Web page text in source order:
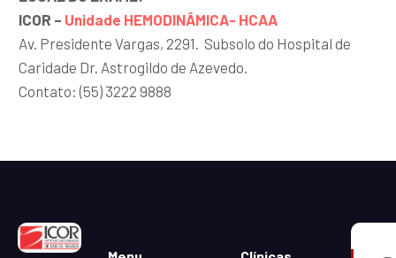
ICOR – Unidade HEMODINÂMICA- HCAA
Av. Presidente Vargas, 2291. Subsolo do Hospital de
Caridade Dr. Astrogildo de Azevedo.
Contato: (55) 3222 9888